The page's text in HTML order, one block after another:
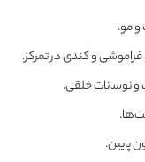
و مو.
و کندی در تمرکز.
نوسانات خلقی.
پایین.